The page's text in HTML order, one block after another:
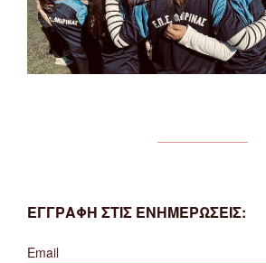
ΕΓΓΡΑΦΗ ΣΤΙΣ ΕΝΗΜΕΡΩΣΕΙΣ:
Email